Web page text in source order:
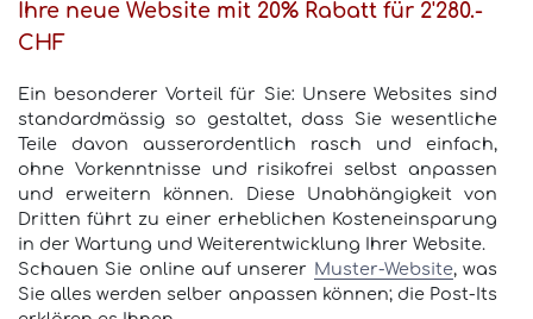
Ihre neue Website mit 20% Rabatt für 2'280.-
CHF
Ein besonderer Vorteil für Sie: Unsere Websites sind
standardmässig so gestaltet, dass Sie wesentliche
Teile davon ausserordentlich rasch und einfach,
ohne Vorkenntnisse und risikofrei selbst anpassen
und erweitern können. Diese Unabhängigkeit von
Dritten führt zu einer erheblichen Kosteneinsparung
in der Wartung und Weiterentwicklung Ihrer Website.
Schauen Sie online auf unserer Muster-Website, was
Sie alles werden selber anpassen können; die Post-Its